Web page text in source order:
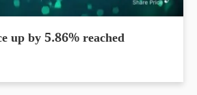
up by 5.86% reached